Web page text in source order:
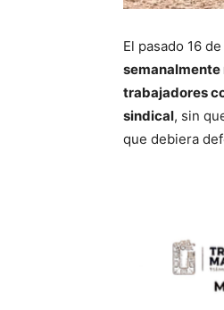
El pasado 16
semanalmente
trabajadores
sindical, sin
que debiera